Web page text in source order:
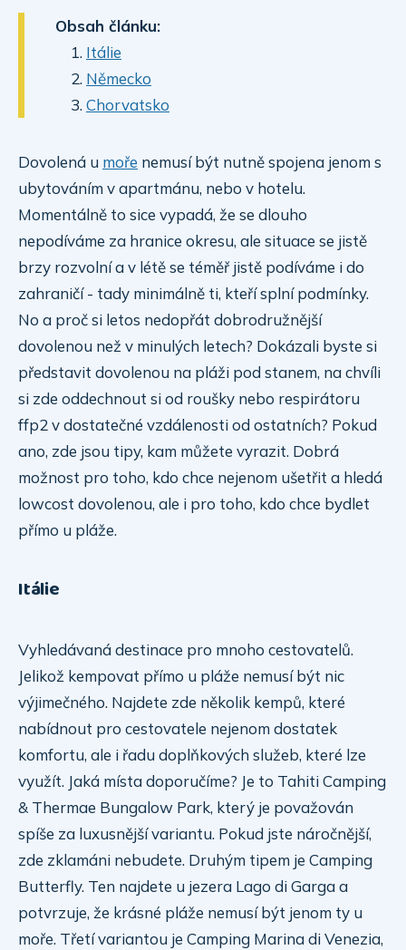
Obsah článku:
Itálie
Německo
Chorvatsko
Dovolená u moře nemusí být nutně spojena jenom s
ubytováním v apartmánu, nebo v hotelu.
Momentálně to sice vypadá, že se dlouho
nepodíváme za hranice okresu, ale situace se jistě
brzy rozvolní a v létě se téměř jistě podíváme i do
zahraničí - tady minimálně ti, kteří splní podmínky.
No a proč si letos nedopřát dobrodružnější
dovolenou než v minulých letech? Dokázali byste si
představit dovolenou na pláži pod stanem, na chvíli
si zde oddechnout si od roušky nebo respirátoru
ffp2 v dostatečné vzdálenosti od ostatních? Pokud
ano, zde jsou tipy, kam můžete vyrazit. Dobrá
možnost pro toho, kdo chce nejenom ušetřit a hledá
lowcost dovolenou, ale i pro toho, kdo chce bydlet
přímo u pláže.
Itálie
Vyhledávaná destinace pro mnoho cestovatelů.
Jelikož kempovat přímo u pláže nemusí být nic
výjimečného. Najdete zde několik kempů, které
nabídnout pro cestovatele nejenom dostatek
komfortu, ale i řadu doplňkových služeb, které lze
využít. Jaká místa doporučíme? Je to Tahiti Camping
& Thermae Bungalow Park, který je považován
spíše za luxusnější variantu. Pokud jste náročnější,
zde zklamáni nebudete. Druhým tipem je Camping
Butterfly. Ten najdete u jezera Lago di Garga a
potvrzuje, že krásné pláže nemusí být jenom ty u
moře. Třetí variantou je Camping Marina di Venezia,